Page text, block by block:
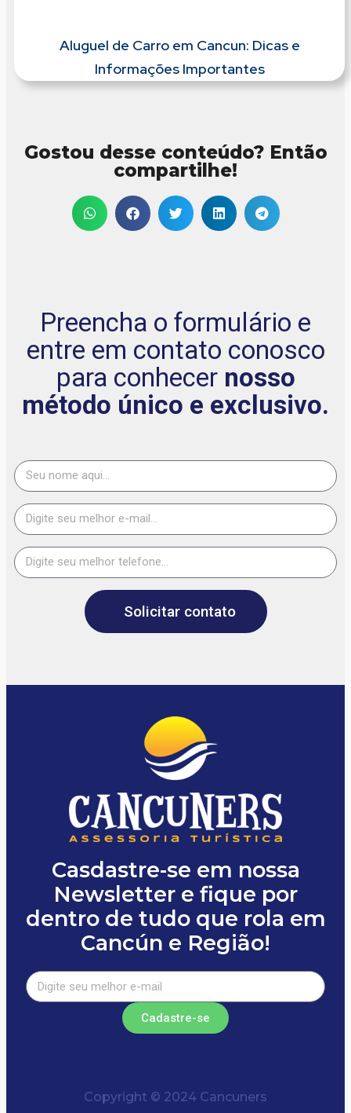
Aluguel de Carro em Cancun: Dicas e
Informações Importantes
Gostou desse conteúdo? Então
compartilhe!
Preencha o formulário e
entre em contato conosco
para conhecer nosso
método único e exclusivo.
Solicitar contato
Casdastre-se em nossa
Newsletter e fique por
dentro de tudo que rola em
Cancún e Região!
Cadastre-se
Copyright © 2024 Cancuners